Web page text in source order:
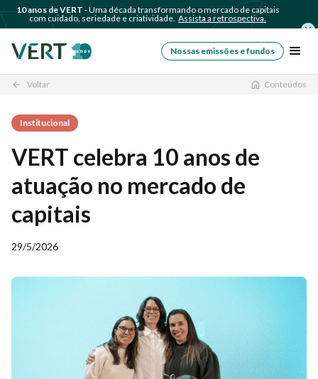
10 anos de VERT - Uma década transformando o mercado de capitais
com cuidado, seriedade e criatividade. Assista a retrospectiva.
Nossas emissões e fundos
arrow_back Voltar Conteúdos
Institucional
VERT celebra 10 anos de
atuação no mercado de
capitais
29/5/2026